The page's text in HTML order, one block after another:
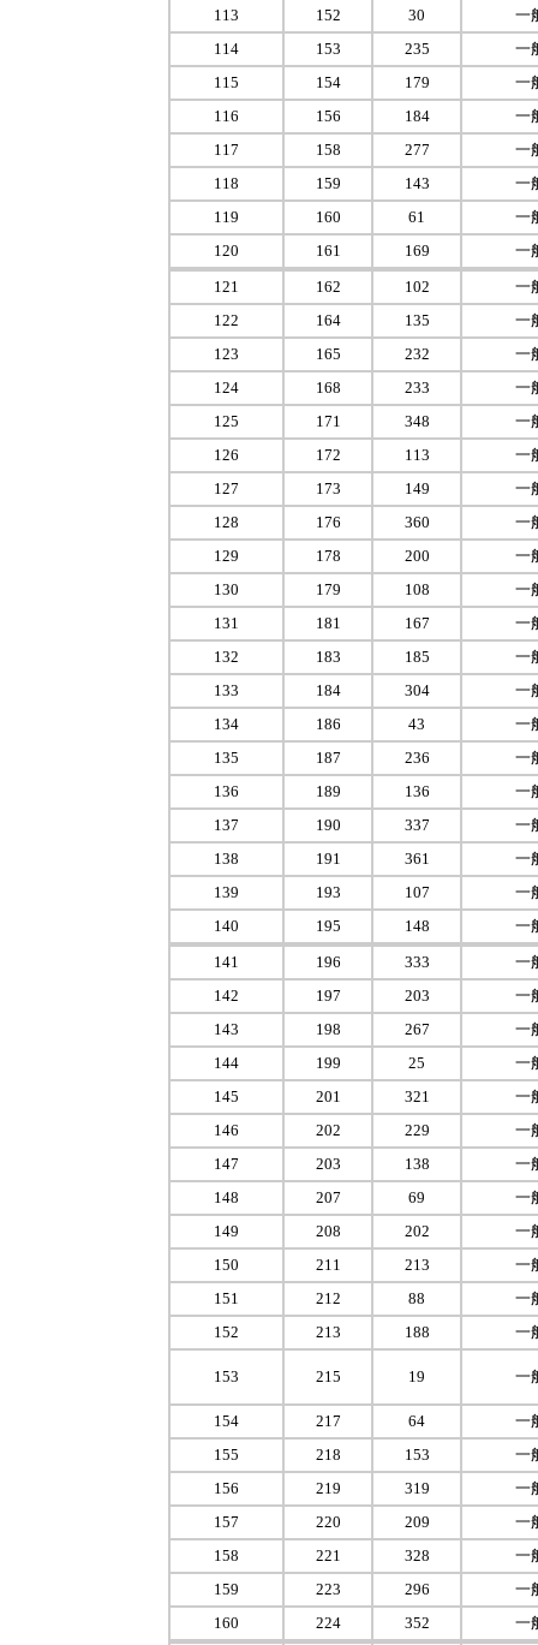
113 152 30
一
114
153 235
一
115
154 179
一
116
156 184
一
117
158 277
一
118
159 143
一
119
160 61
一
120
161 169
一
121
162 102
一
122
164 135
一
123
165 232
一
124
168 233
一
125
171 348
一
126
172 113
一
127
173 149
一
128
176 360
一
129
178 200
一
130
179 108
一
131
181 167
一
132
183 185
一
133
184 304
一
134
186 43
一
135
187 236
一
136
189 136
一
137
190 337
一
138
191 361
一
139
193 107
一
140
195 148
一
141
196 333
一
142
197 203
一
143
198 267
一
144
199 25
一
145
201 321
一
146
202 229
一
147
203 138
一
148
207 69
一
149
208 202
一
150
211 213
一
151
212 88
一
152
213 188 一
153 215 19 一
154 217 64
一
155
218 153
一
156
219 319
一
157
220 209
一
158
221 328
一
159
223 296
一
160
224 352
一